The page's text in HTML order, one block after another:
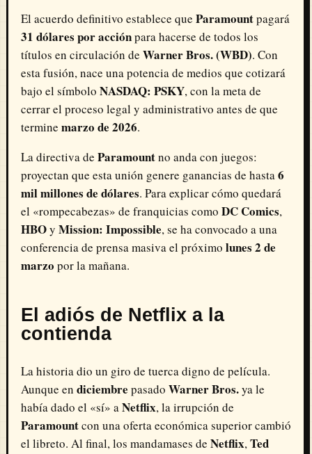
El acuerdo definitivo establece que Paramountpagará
31 dólares por acciónpara hacerse de todos los
títulos en circulación de Warner Bros. (WBD). Con
esta fusión, nace una potencia de medios que cotizará
bajo el símbolo NASDAQ: PSKY, con la meta de
cerrar el proceso legal y administrativo antes de que
termine marzo de 2026.
La directiva de Paramountno anda con juegos:
proyectan que esta unión genere ganancias de hasta 6
mil millones de dólares. Para explicar cómo quedará
el «rompecabezas» de franquicias como DC Comics,
HBOy Mission: Impossible, se ha convocado a una
conferencia de prensa masiva el próximo lunes 2 de
marzo por la mañana.
El adiós de Netflix a la
contienda
La historia dio un giro de tuerca digno de película.
Aunque en diciembre pasado Warner Bros.ya le
había dado el «sí» aNetflix, la irrupción de
Paramountcon una oferta económica superior cambió
el libreto. Al final, los mandamases de Netflix,Ted